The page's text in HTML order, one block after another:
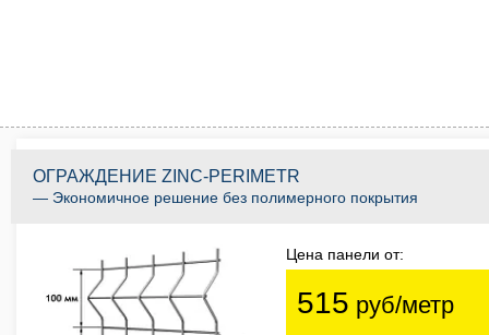
ОГРАЖДЕНИЕ ZINC-PERIMETR
— Экономичное решение без полимерного покрытия
Цена панели от:
515 руб/метр